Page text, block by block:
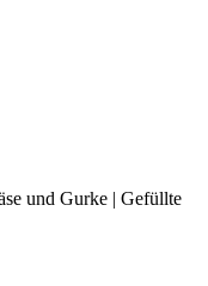
und Gurke | Gefüllte